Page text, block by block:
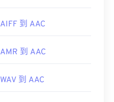
AIFF 到 AAC
AMR 到 AAC
WAV 到 AAC